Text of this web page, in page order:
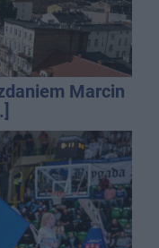
Marcin